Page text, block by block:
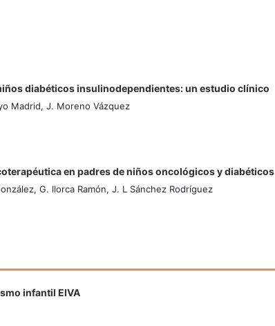
diabéticos insulinodependientes: un estudio clínico
Madrid, J. Moreno Vázquez
en padres de niños oncológicos y diabéticos
G. llorca Ramón, J. L Sánchez Rodríguez
infantil EIVA